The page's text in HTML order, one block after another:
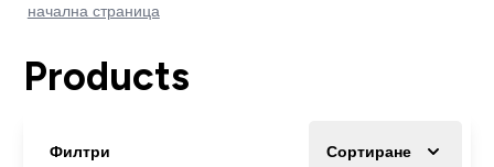
начална страница
Products
Филтри Сортиране